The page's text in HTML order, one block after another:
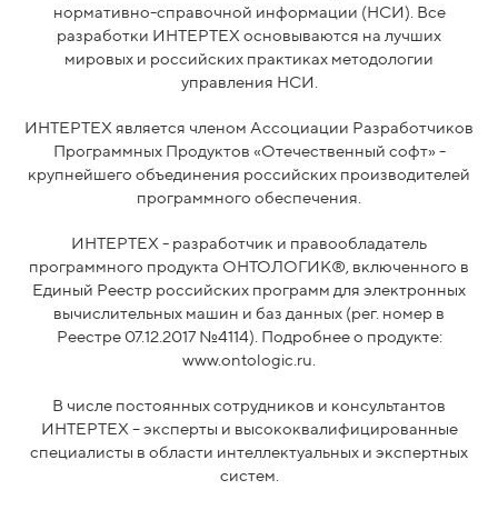
нормативно-справочной информации (НСИ). Все
разработки ИНТЕРТЕХ основываются на лучших
мировых и российских практиках методологии
управления НСИ.
ИНТЕРТЕХ является членом Ассоциации Разработчиков
Программных Продуктов «Отечественный софт» -
крупнейшего объединения российских производителей
программного обеспечения.
ИНТЕРТЕХ - разработчик и правообладатель
программного продукта ОНТОЛОГИК®, включенного в
Единый Реестр российских программ для электронных
вычислительных машин и баз данных (рег. номер в
Реестре 07.12.2017 №4114). Подробнее о продукте:
www.ontologic.ru.
В числе постоянных сотрудников и консультантов
ИНТЕРТЕХ – эксперты и высококвалифицированные
специалисты в области интеллектуальных и экспертных
систем.